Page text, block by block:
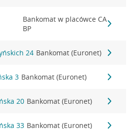
Bankomat w placówce CA
BP
24 Bankomat (Euronet)
3 Bankomat (Euronet)
20 Bankomat (Euronet)
33 Bankomat (Euronet)